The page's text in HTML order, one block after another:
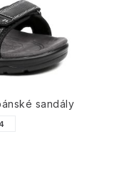
sandály